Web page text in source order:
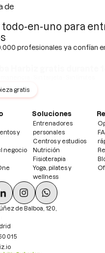
todo-en-uno para
profesionales ya confían
gratis
y
negocio
Soluciones
Entrenadores
personales
Centros y estudios
Nutrición
Fisioterapia
Yoga, pilates y
wellness
de Balboa, 120,
015